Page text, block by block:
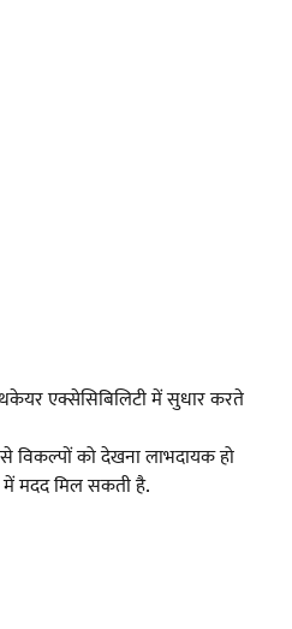
एक्सेसिबिलिटी में सुधार करते
विकल्पों को देखना लाभदायक हो
में मदद मिल सकती है.